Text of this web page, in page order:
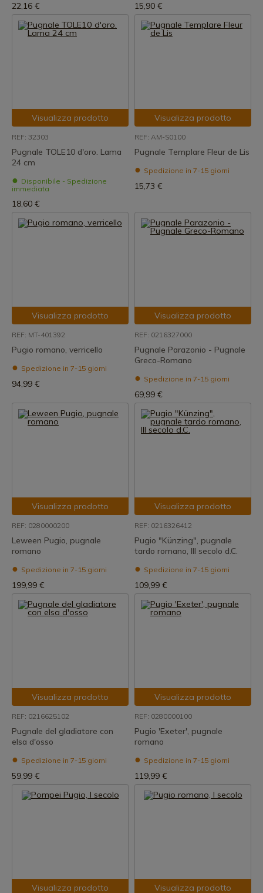
22,16 € 15,90 €
Visualizza prodotto
REF: 32303
Pugnale TOLE10 d'oro. Lama
24 cm
Disponibile - Spedizione
immediata
18,60 €
Visualizza prodotto
REF: AM-S0100
Pugnale Templare Fleur de Lis
Spedizione in 7-15 giorni
15,73 €
Visualizza prodotto
REF: MT-401392
Pugio romano, verricello
Spedizione in 7-15 giorni
94,99 €
Visualizza prodotto
REF: 0216327000
Pugnale Parazonio - Pugnale
Greco-Romano
Spedizione in 7-15 giorni
69,99 €
Visualizza prodotto
REF: 0280000200
Leween Pugio, pugnale
romano
Spedizione in 7-15 giorni
199,99 €
Visualizza prodotto
REF: 0216326412
Pugio "Künzing", pugnale
tardo romano, III secolo d.C.
Spedizione in 7-15 giorni
109,99 €
Visualizza prodotto
REF: 0216625102
Pugnale del gladiatore con
elsa d'osso
Spedizione in 7-15 giorni
59,99 €
Visualizza prodotto
REF: 0280000100
Pugio 'Exeter', pugnale
romano
Spedizione in 7-15 giorni
119,99 €
Visualizza prodotto Visualizza prodotto